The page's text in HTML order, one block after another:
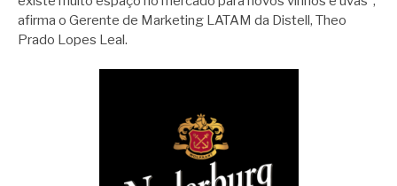
afirma o Gerente de Marketing LATAM da Distell, Theo
Prado Lopes Leal.